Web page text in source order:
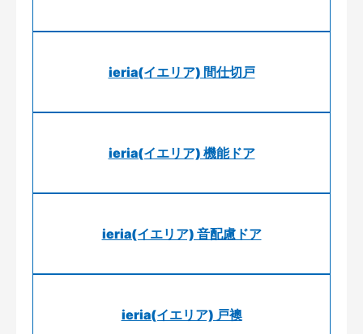
ieria(イエリア) 間仕切戸
ieria(イエリア) 機能ドア
ieria(イエリア) 音配慮ドア
ieria(イエリア) 戸襖